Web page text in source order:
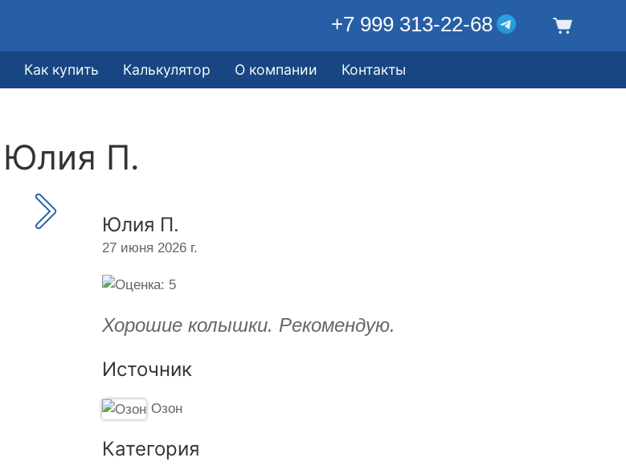
+7 999 313-22-68
Как купить Калькулятор О компании Контакты
Юлия П.
Юлия П.
27 июня 2026 г.
Хорошие колышки. Рекомендую.
Источник
Озон
Категория